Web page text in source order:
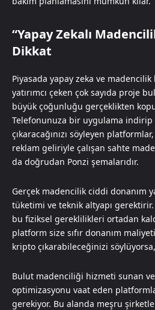
“Yapay Zekalı
Dikkat
Piyasada yapay zeka ve
yatırımcı çeken çok sayıda proje
büyük çoğunluğu gerçeklikten
Telefonunuza bir uygulama indirip
çıkaracağınızı söyleyen
reklam geliriyle çalışan sahte
da doğrudan Ponzi şemalarıdır.
Gerçek madencilik ciddi donanım
tüketimi ve teknik altyapı
bu fiziksel gereklilikleri ortadan
platform size sıfır donanım
kripto çıkarabileceğinizi söylüyorsa,
Bulut madenciliği hizmeti sunan
optimizasyonu vaat eden
gerekiyor. Bu alanda meşru